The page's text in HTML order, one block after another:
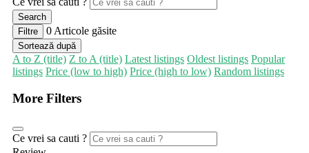
Search
Filtre
0 Articole găsite
Sortează după
A to Z (title) Z to A (title) Latest listings Oldest listings Popular
listings Price (low to high) Price (high to low) Random listings
More Filters
Ce vrei sa cauti ?